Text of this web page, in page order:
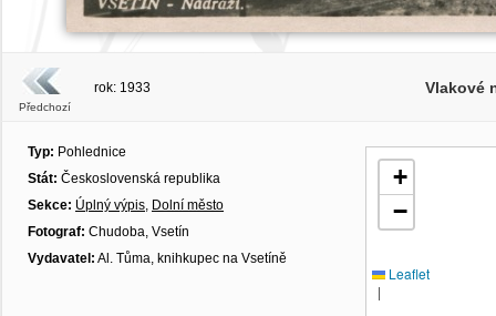
Předchozí
rok: 1933 Vlakové
Typ: Pohlednice
Stát: Československá republika
Sekce: Úplný výpis, Dolní město
Fotograf: Chudoba, Vsetín
Vydavatel: Al. Tůma, knihkupec na Vsetíně
+
−
Leaflet
|